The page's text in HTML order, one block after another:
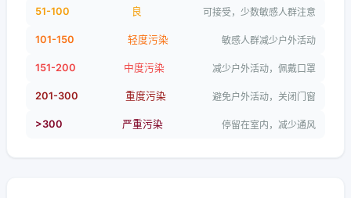
51-100 良 可接受，少数敏感人群注意
101-150 轻度污染 敏感人群减少户外活动
151-200 中度污染 减少户外活动，佩戴口罩
201-300 重度污染 避免户外活动，关闭门窗
>300 严重污染 停留在室内，减少通风